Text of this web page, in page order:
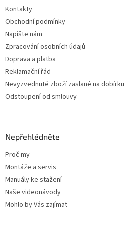
Kontakty
Obchodní podmínky
Napište nám
Zpracování osobních údajů
Doprava a platba
Reklamační řád
Nevyzvednuté zboží zaslané na dobírku
Odstoupení od smlouvy
Nepřehlédněte
Proč my
Montáže a servis
Manuály ke stažení
Naše videonávody
Mohlo by Vás zajímat